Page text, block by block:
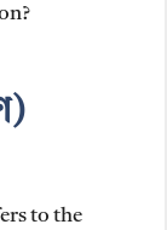
to the